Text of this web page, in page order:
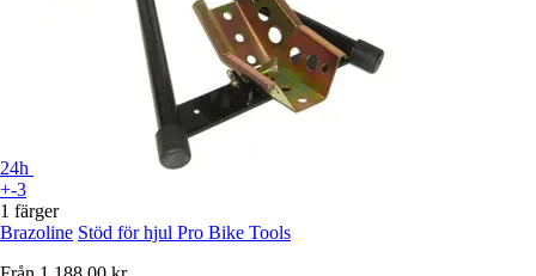
24h
+-3
1 färger
Brazoline Stöd för hjul Pro Bike Tools